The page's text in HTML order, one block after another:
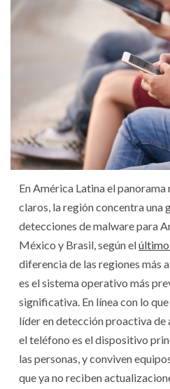
En América Latina el
claros, la región concentra una
detecciones de malware para
México y Brasil, según elúltimo
diferencia de las regiones más
es el sistema operativo más
significativa. En línea con lo
líder en detección proactiva de
el teléfono es el dispositivo
las personas, y conviven
que ya no reciben